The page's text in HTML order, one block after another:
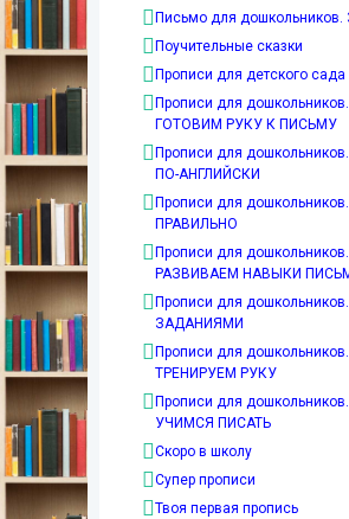
Письмо для дошкольников.
Поучительные сказки
Прописи для детского сада
Прописи для дошкольников.
ГОТОВИМ РУКУ К ПИСЬМУ
Прописи для
ПО-АНГЛИЙСКИ
Прописи для
ПРАВИЛЬНО
Прописи для дошкольников.
РАЗВИВАЕМ НАВЫКИ
Прописи для
ЗАДАНИЯМИ
Прописи для дошкольников.
ТРЕНИРУЕМ РУКУ
Прописи для дошкольников.
УЧИМСЯ ПИСАТЬ
Скоро в школу
Супер прописи
Твоя первая пропись